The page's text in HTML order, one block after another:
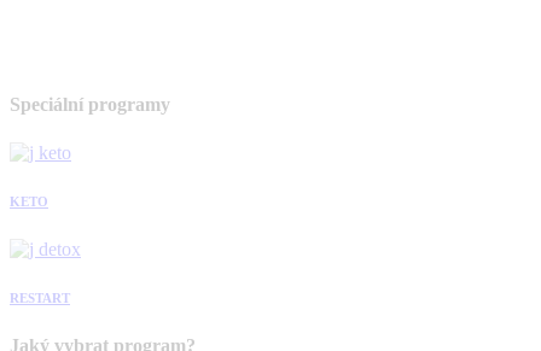
Speciální programy
KETO
RESTART
Jaký vybrat program?